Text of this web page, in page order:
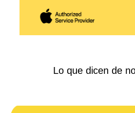
Lo que dicen de